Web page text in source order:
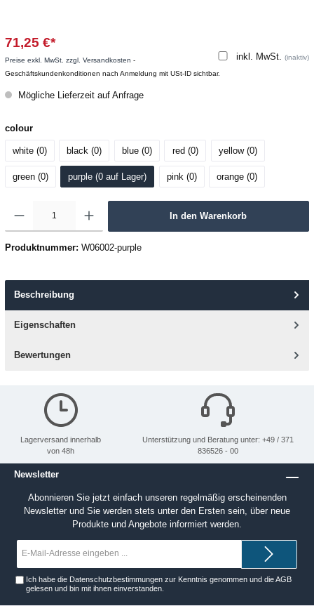
71,25 €*
inkl. MwSt. (inaktiv)
Preise exkl. MwSt. zzgl. Versandkosten -
Geschäftskundenkonditionen nach Anmeldung mit USt-ID sichtbar.
Mögliche Lieferzeit auf Anfrage
colour
white (0) black (0) blue (0) red (0) yellow (0)
green (0) purple (0 auf Lager) pink (0) orange (0)
In den Warenkorb
Produktnummer: W06002-purple
Beschreibung
Eigenschaften
Bewertungen
Lagerversand innerhalb
von 48h
Unterstützung und Beratung unter: +49 / 371
836526 - 00
Newsletter
Abonnieren Sie jetzt einfach unseren regelmäßig erscheinenden
Newsletter und Sie werden stets unter den Ersten sein, über neue
Produkte und Angebote informiert werden.
Ich habe die Datenschutzbestimmungen zur Kenntnis genommen und dieAGB
gelesen und bin mit ihnen einverstanden.